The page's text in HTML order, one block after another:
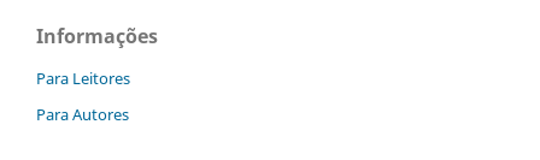
Informações
Para Leitores
Para Autores